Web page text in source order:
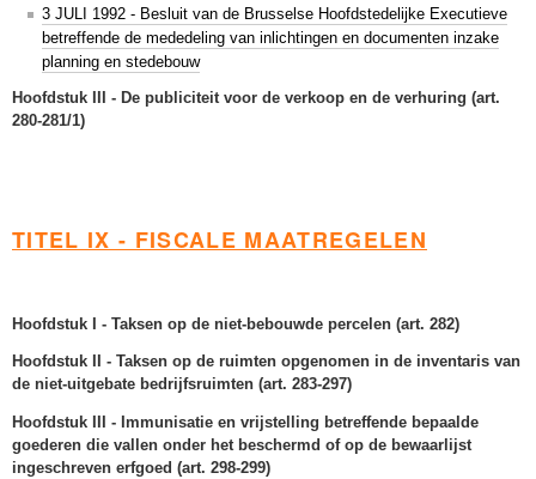
3 JULI 1992 - Besluit van de Brusselse Hoofdstedelijke Executieve
betreffende de mededeling van inlichtingen en documenten inzake
planning en stedebouw
Hoofdstuk III - De publiciteit voor de verkoop en de verhuring (art.
280-281/1)
TITEL IX - FISCALE MAATREGELEN
Hoofdstuk I - Taksen op de niet-bebouwde percelen (art. 282)
Hoofdstuk II - Taksen op de ruimten opgenomen in de inventaris van
de niet-uitgebate bedrijfsruimten (art. 283-297)
Hoofdstuk III - Immunisatie en vrijstelling betreffende bepaalde
goederen die vallen onder het beschermd of op de bewaarlijst
ingeschreven erfgoed (art. 298-299)